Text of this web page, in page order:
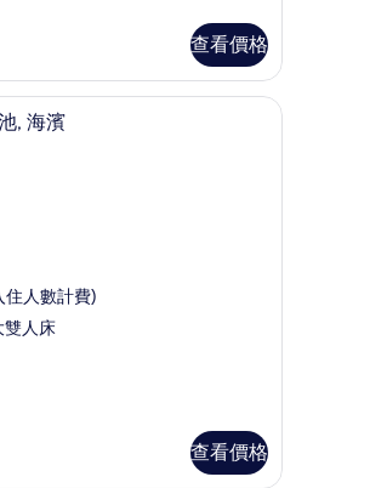
查看價格
迷你吧、客房內保險箱、書桌、遮光布/窗簾
, 海濱
住人數計費)
雙人床
查看價格